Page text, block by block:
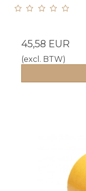
45,58 EUR
(excl. BTW)